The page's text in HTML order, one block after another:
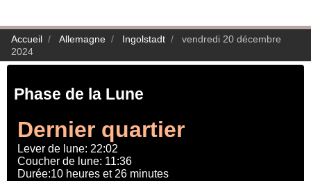
Accueil Allemagne Ingolstadt
vendredi 20 décembre
2024
Phase de la Lune
Dernier quartier
Lever de lune: 22:02
Coucher de lune: 11:36
Durée:10 heures et 26 minutes